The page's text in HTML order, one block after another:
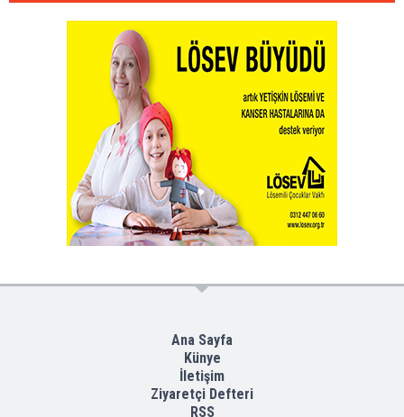
Ana Sayfa
Künye
İletişim
Ziyaretçi Defteri
RSS